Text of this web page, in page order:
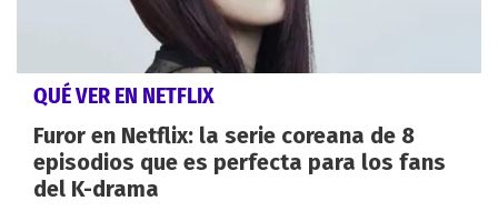
QUÉ VER EN NETFLIX
Furor en Netflix: la serie coreana de 8
episodios que es perfecta para los fans
del K-drama